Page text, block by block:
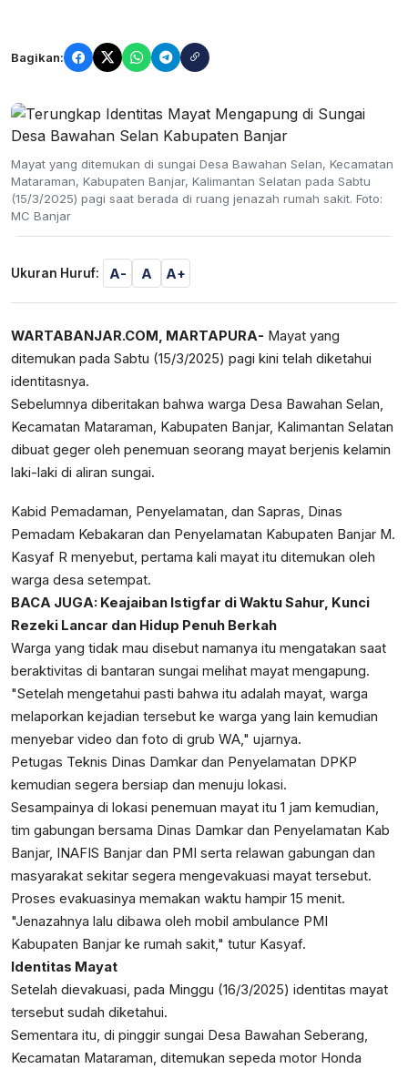
Bagikan:
Mayat yang ditemukan di sungai Desa Bawahan Selan, Kecamatan
Mataraman, Kabupaten Banjar, Kalimantan Selatan pada Sabtu
(15/3/2025) pagi saat berada di ruang jenazah rumah sakit. Foto:
MC Banjar
Ukuran Huruf: A- A A+
WARTABANJAR.COM, MARTAPURA- Mayat yang
ditemukan pada Sabtu (15/3/2025) pagi kini telah diketahui
identitasnya.
Sebelumnya diberitakan bahwa warga Desa Bawahan Selan,
Kecamatan Mataraman, Kabupaten Banjar, Kalimantan Selatan
dibuat geger oleh penemuan seorang mayat berjenis kelamin
laki-laki di aliran sungai.
Kabid Pemadaman, Penyelamatan, dan Sapras, Dinas
Pemadam Kebakaran dan Penyelamatan Kabupaten Banjar M.
Kasyaf R menyebut, pertama kali mayat itu ditemukan oleh
warga desa setempat.
BACA JUGA: Keajaiban Istigfar di Waktu Sahur, Kunci
Rezeki Lancar dan Hidup Penuh Berkah
Warga yang tidak mau disebut namanya itu mengatakan saat
beraktivitas di bantaran sungai melihat mayat mengapung.
"Setelah mengetahui pasti bahwa itu adalah mayat, warga
melaporkan kejadian tersebut ke warga yang lain kemudian
menyebar video dan foto di grub WA," ujarnya.
Petugas Teknis Dinas Damkar dan Penyelamatan DPKP
kemudian segera bersiap dan menuju lokasi.
Sesampainya di lokasi penemuan mayat itu 1 jam kemudian,
tim gabungan bersama Dinas Damkar dan Penyelamatan Kab
Banjar, INAFIS Banjar dan PMI serta relawan gabungan dan
masyarakat sekitar segera mengevakuasi mayat tersebut.
Proses evakuasinya memakan waktu hampir 15 menit.
"Jenazahnya lalu dibawa oleh mobil ambulance PMI
Kabupaten Banjar ke rumah sakit," tutur Kasyaf.
Identitas Mayat
Setelah dievakuasi, pada Minggu (16/3/2025) identitas mayat
tersebut sudah diketahui.
Sementara itu, di pinggir sungai Desa Bawahan Seberang,
Kecamatan Mataraman, ditemukan sepeda motor Honda